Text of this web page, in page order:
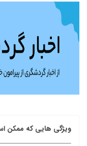
ویژگی هایی که ممکن